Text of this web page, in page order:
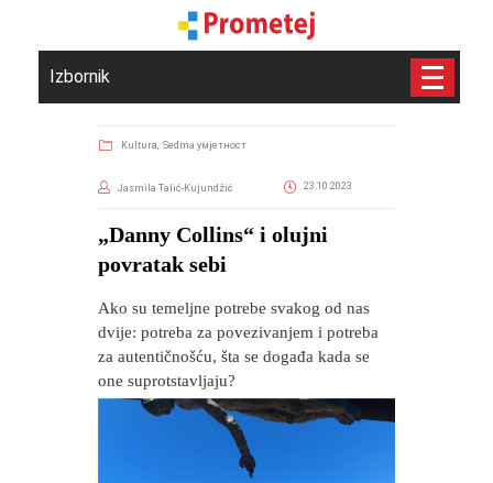
Izbornik
Kultura, Sedma умјетност
Jasmila Talić-Kujundžić 23.10.2023
​„Danny Collins“ i olujni
povratak sebi
Ako su temeljne potrebe svakog od nas
dvije: potreba za povezivanjem i potreba
za autentičnošću, šta se događa kada se
one suprotstavljaju?